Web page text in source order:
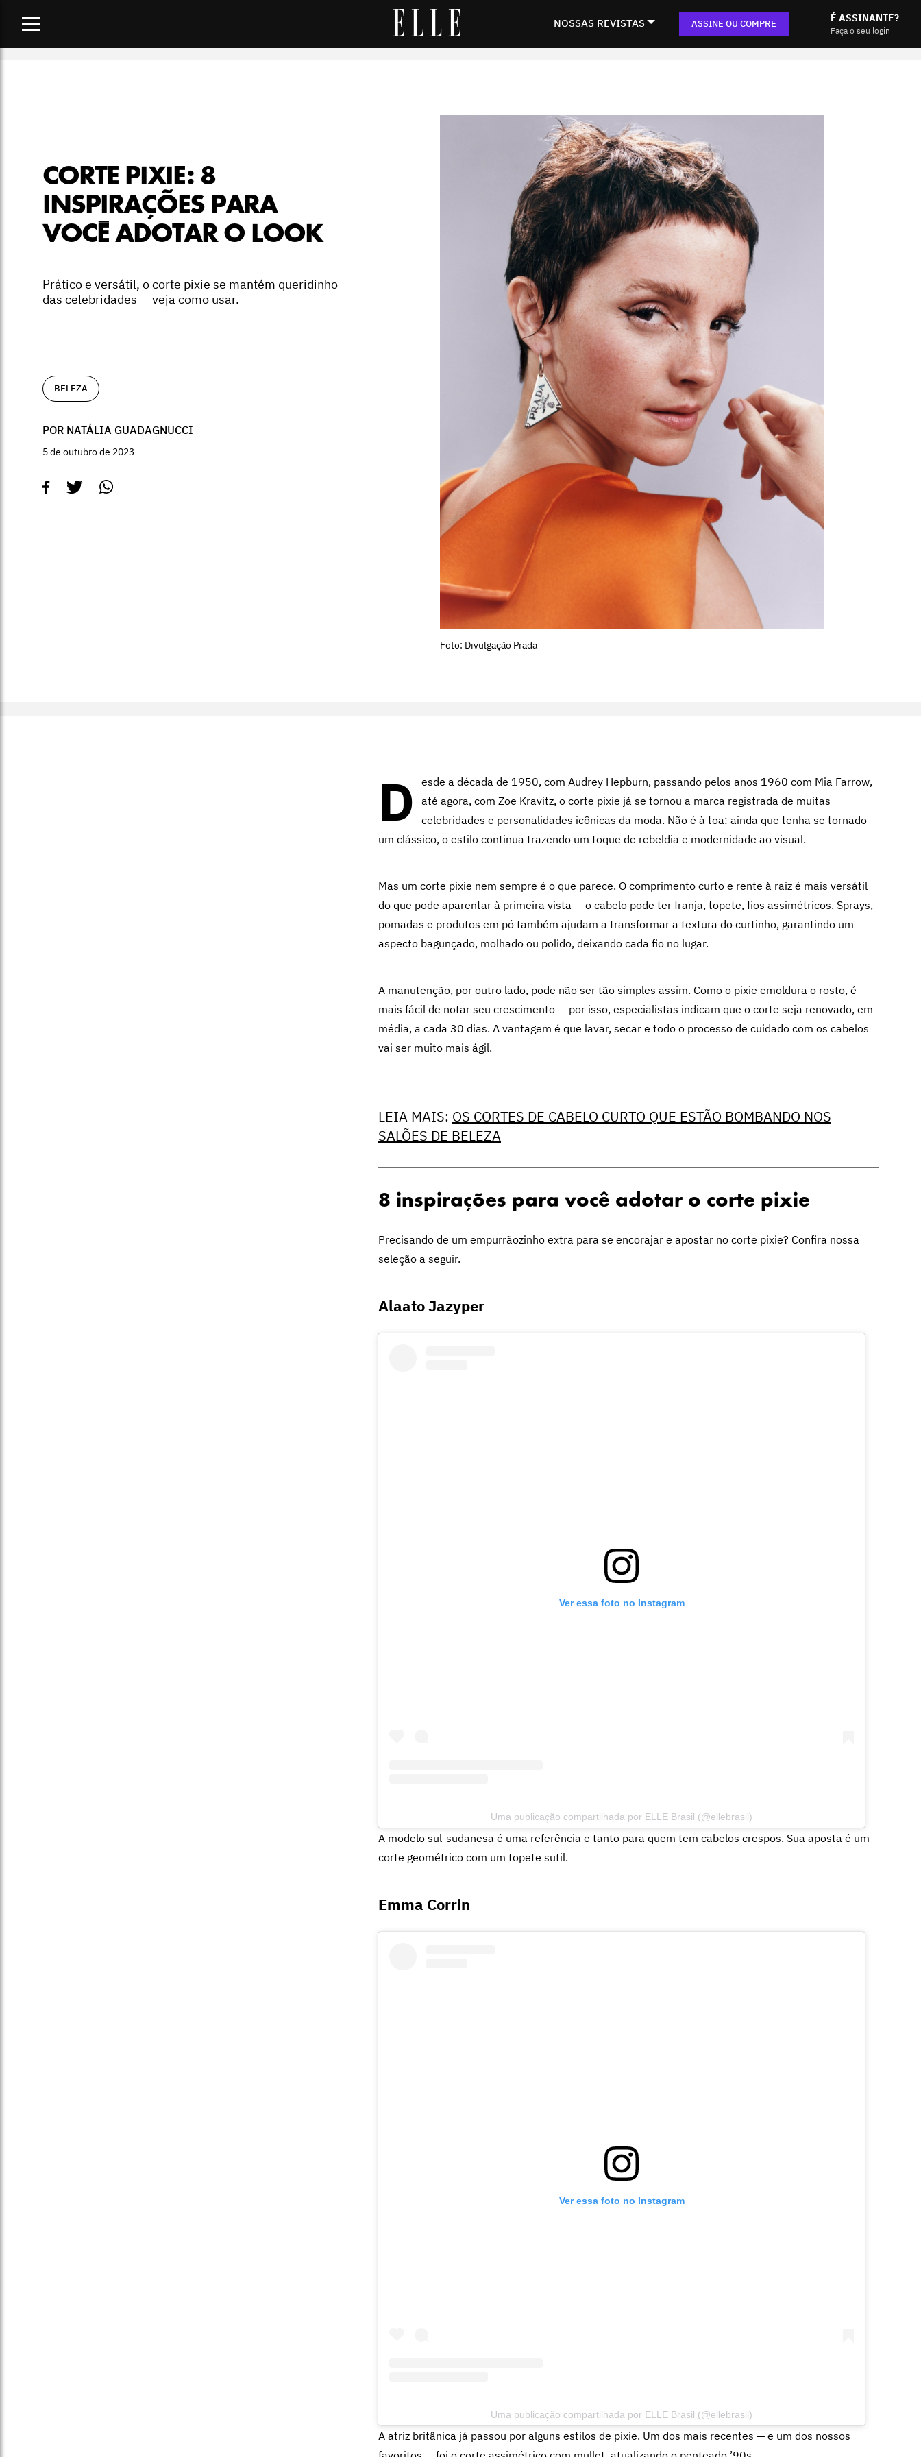
NOSSAS REVISTAS ASSINE OU COMPRE É ASSINANTE?
Faça o seu login
CORTE PIXIE: 8
INSPIRAÇÕES PARA
VOCÊ ADOTAR O LOOK
Prático e versátil, o corte pixie se mantém queridinho
das celebridades — veja como usar.
BELEZA
POR NATÁLIA GUADAGNUCCI
5 de outubro de 2023
Foto: Divulgação Prada
D
esde a década de 1950, com Audrey Hepburn, passando pelos anos 1960 com Mia Farrow,
até agora, com Zoe Kravitz, o corte pixie já se tornou a marca registrada de muitas
celebridades e personalidades icônicas da moda. Não é à toa: ainda que tenha se tornado
um clássico, o estilo continua trazendo um toque de rebeldia e modernidade ao visual.
Mas um corte pixie nem sempre é o que parece. O comprimento curto e rente à raiz é mais versátil
do que pode aparentar à primeira vista — o cabelo pode ter franja, topete, fios assimétricos. Sprays,
pomadas e produtos em pó também ajudam a transformar a textura do curtinho, garantindo um
aspecto bagunçado, molhado ou polido, deixando cada fio no lugar.
A manutenção, por outro lado, pode não ser tão simples assim. Como o pixie emoldura o rosto, é
mais fácil de notar seu crescimento — por isso, especialistas indicam que o corte seja renovado, em
média, a cada 30 dias. A vantagem é que lavar, secar e todo o processo de cuidado com os cabelos
vai ser muito mais ágil.
LEIA MAIS: OS CORTES DE CABELO CURTO QUE ESTÃO BOMBANDO NOS
SALÕES DE BELEZA
8 inspirações para você adotar o corte pixie
Precisando de um empurrãozinho extra para se encorajar e apostar no corte pixie? Confira nossa
seleção a seguir.
Alaato Jazyper
Ver essa foto no Instagram
Uma publicação compartilhada por ELLE Brasil (@ellebrasil)
A modelo sul-sudanesa é uma referência e tanto para quem tem cabelos crespos. Sua aposta é um
corte geométrico com um topete sutil.
Emma Corrin
Ver essa foto no Instagram
Uma publicação compartilhada por ELLE Brasil (@ellebrasil)
A atriz britânica já passou por alguns estilos de pixie. Um dos mais recentes — e um dos nossos